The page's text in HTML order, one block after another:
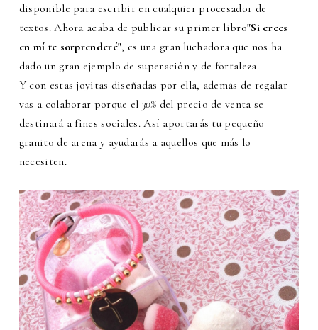
disponible para escribir en cualquier procesador de
textos. Ahora acaba de publicar su primer libro"Si crees
en mí te sorprenderé", es una gran luchadora que nos ha
dado un gran ejemplo de superación y de fortaleza.
Y con estas joyitas diseñadas por ella, además de regalar
vas a colaborar porque el 30% del precio de venta se
destinará a fines sociales. Así aportarás tu pequeño
granito de arena y ayudarás a aquellos que más lo
necesiten.